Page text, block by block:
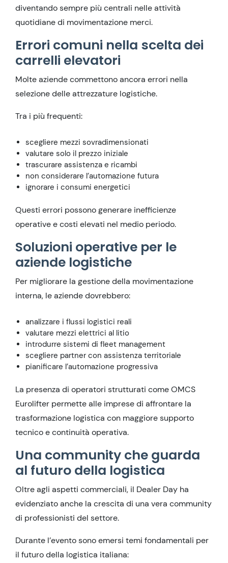
diventando sempre più centrali nelle attività
quotidiane di movimentazione merci.
Errori comuni nella scelta dei
carrelli elevatori
Molte aziende commettono ancora errori nella
selezione delle attrezzature logistiche.
Tra i più frequenti:
scegliere mezzi sovradimensionati
valutare solo il prezzo iniziale
trascurare assistenza e ricambi
non considerare l’automazione futura
ignorare i consumi energetici
Questi errori possono generare inefficienze
operative e costi elevati nel medio periodo.
Soluzioni operative per le
aziende logistiche
Per migliorare la gestione della movimentazione
interna, le aziende dovrebbero:
analizzare i flussi logistici reali
valutare mezzi elettrici al litio
introdurre sistemi di fleet management
scegliere partner con assistenza territoriale
pianificare l’automazione progressiva
La presenza di operatori strutturati come OMCS
Eurolifter permette alle imprese di affrontare la
trasformazione logistica con maggiore supporto
tecnico e continuità operativa.
Una community che guarda
al futuro della logistica
Oltre agli aspetti commerciali, il Dealer Day ha
evidenziato anche la crescita di una vera community
di professionisti del settore.
Durante l’evento sono emersi temi fondamentali per
il futuro della logistica italiana: